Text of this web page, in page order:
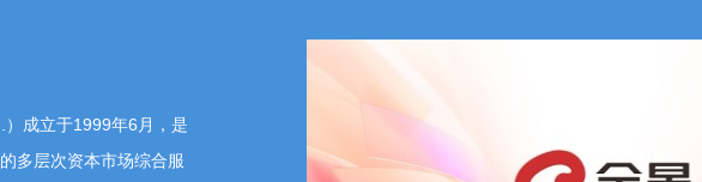
成立于1999年6月，是
多层次资本市场综合服